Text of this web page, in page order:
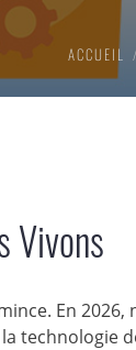
ACCUEIL
Vivons
En
technologie